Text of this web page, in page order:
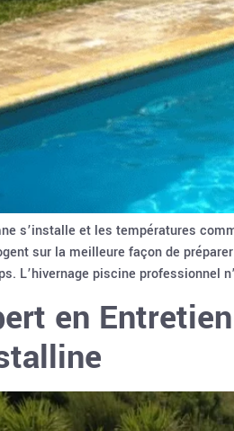
s’installe et les températures
sur la meilleure façon de
L’hivernage piscine professionnel
en